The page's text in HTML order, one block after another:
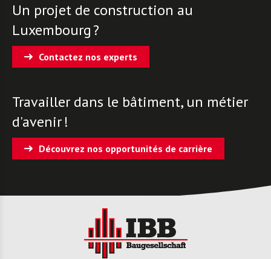
Un projet de construction au
Luxembourg ?
Contactez nos experts
Travailler dans le bâtiment, un métier
d'avenir !
Découvrez nos opportunités de carrière